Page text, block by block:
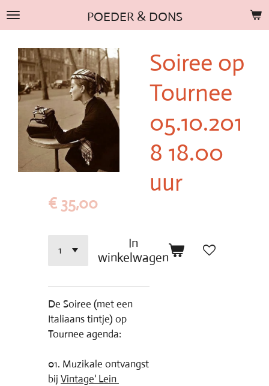
Ga
direct
hoofdinhoud
POEDER & DONS
Soiree op
Tournee
05.10.201
8 18.00
uur
€ 35,00
In
winkelwagen
De Soiree (met een
Italiaans tintje) op
Tournee agenda:
01. Muzikale ontvangst
bij Vintage' Lein